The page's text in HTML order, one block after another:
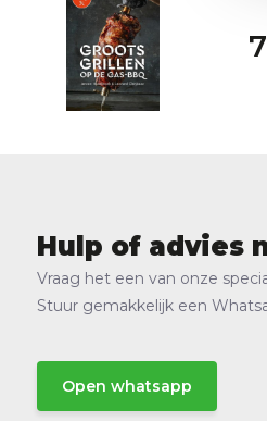
Hulp of advies
Vraag het een van onze
Stuur gemakkelijk een
Open whatsapp